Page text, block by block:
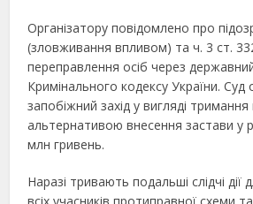
Організатору повідомлено про
(зловживання впливом) та ч. 3 ст.
переправлення осіб через
Кримінального кодексу України.
запобіжний захід у вигляді
альтернативою внесення застави у
млн гривень.
Наразі тривають подальші слідчі дії